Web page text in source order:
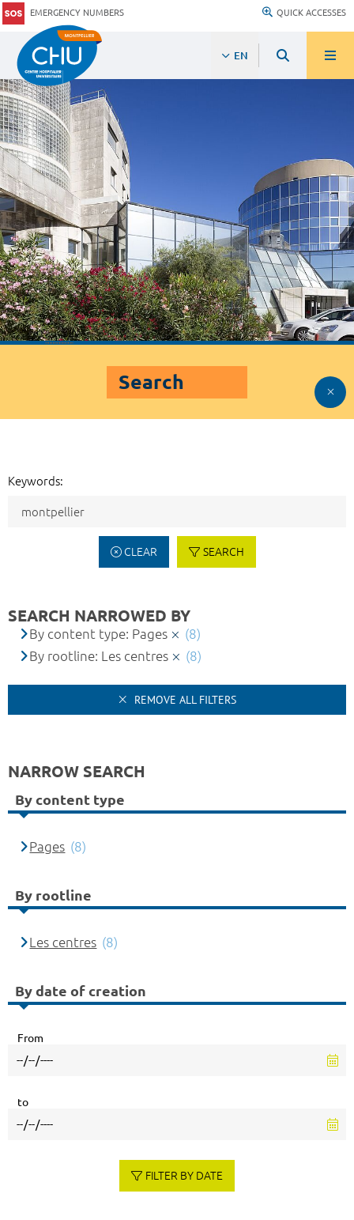
EMERGENCY NUMBERS QUICK ACCESSES
EN
Search
Keywords:
CLEAR SEARCH
SEARCH NARROWED BY
By content type: Pages
(8)
By rootline: Les centres
(8)
REMOVE ALL FILTERS
NARROW SEARCH
By content type
Pages (8)
By rootline
Les centres (8)
By date of creation
From
to
FILTER BY DATE